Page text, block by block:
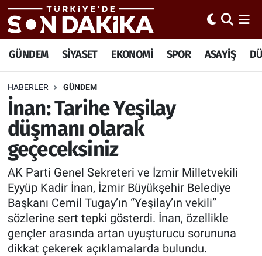
GÜNDEM SİYASET EKONOMİ SPOR ASAYİŞ
HABERLER GÜNDEM
İnan: Tarihe Yeşilay
düşmanı olarak
geçeceksiniz
AK Parti Genel Sekreteri ve İzmir Milletvekili
Eyyüp Kadir İnan, İzmir Büyükşehir Belediye
Başkanı Cemil Tugay’ın “Yeşilay’ın vekili”
sözlerine sert tepki gösterdi. İnan, özellikle
gençler arasında artan uyuşturucu sorununa
dikkat çekerek açıklamalarda bulundu.
Trafik Durumu
Süper Lig Puan Durumu ve Fikstür
Tüm Manşetler
Son Dakika Haberleri
Haber Arşivi